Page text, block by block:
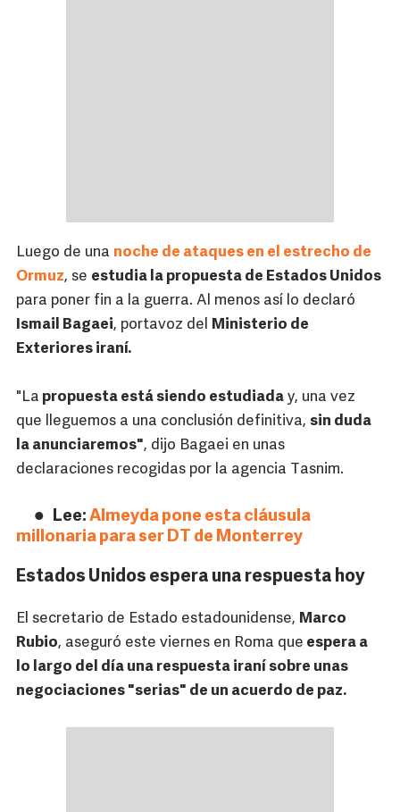
Luego de una noche de ataques en el estrecho de
Ormuz, se estudia la propuesta de Estados Unidos
para poner fin a la guerra. Al menos así lo declaró
Ismail Bagaei, portavoz del Ministerio de
Exteriores iraní.
"La propuesta está siendo estudiada y, una vez
que lleguemos a una conclusión definitiva, sin duda
la anunciaremos", dijo Bagaei en unas
declaraciones recogidas por la agencia Tasnim.
Lee: Almeyda pone esta cláusula
millonaria para ser DT de Monterrey
Estados Unidos espera una respuesta hoy
El secretario de Estado estadounidense, Marco
Rubio, aseguró este viernes en Roma que espera a
lo largo del día una respuesta iraní sobre unas
negociaciones "serias" de un acuerdo de paz.